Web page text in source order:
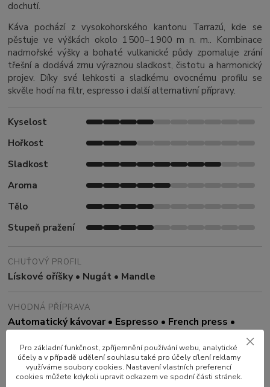
dochutí.
Káva pochází z vysokohorského kantonu Tarrazú, kde se
pěstuje ve výškách okolo 1 500–1 900 m n. m.. Kombinace
nadmořské výšky a bohaté vulkanické půdy zpomaluje zrání
třešní a dodává zrnu výraznou sladkost, čistotu a harmonický
projev. Díky své lehkosti a sladkému ovocnému profilu se
skvěle hodí na filtr, espresso i další alternativní přípravy.
Kyselost
Hořkost
Sladkost
Aroma
Tělo
Stupeň pražení
CHUŤOVÝ PROFIL
Lískové oříšky • Nugát • Mandle
VHODNÁ PŘÍPRAVA
Automatický kávovar • Espresso • French press •
Moka konvice•Aeropress• Filtr • Cold brew
PŮVOD
Kostarika – Tarrazú
Pro základní funkčnost, zpříjemnění používání webu, analytické
účely a v případě udělení souhlasu také pro účely cílení reklamy
využíváme soubory cookies. Nastavení vlastních preferencí
cookies můžete kdykoli upravit odkazem ve spodní části stránek.